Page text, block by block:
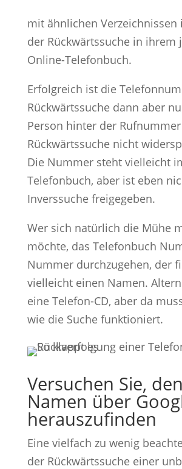
mit ähnlichen Verzeichnissen
der Rückwärtssuche in ihrem
Online-Telefonbuch.
Erfolgreich ist die
Rückwärtssuche dann aber
Person hinter der
Rückwärtssuche nicht
Die Nummer steht vielleicht
Telefonbuch, aber ist eben
Inverssuche freigegeben.
Wer sich natürlich die Mühe
möchte, das Telefonbuch
Nummer durchzugehen, der
vielleicht einen Namen.
eine Telefon-CD, aber da
wie die Suche funktioniert.
Versuchen Sie, den
Namen über
herauszufinden
Eine vielfach zu wenig
der Rückwärtssuche einer